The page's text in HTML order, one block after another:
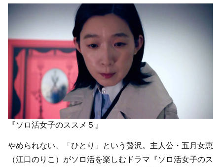
『ソロ活女子のススメ５』
やめられない、「ひとり」という贅沢。主人公・五月女恵
（江口のりこ）がソロ活を楽しむドラマ『ソロ活女子のス